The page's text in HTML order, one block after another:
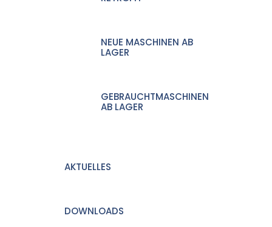
NEUE MASCHINEN AB
LAGER
GEBRAUCHTMASCHINEN
AB LAGER
AKTUELLES
DOWNLOADS